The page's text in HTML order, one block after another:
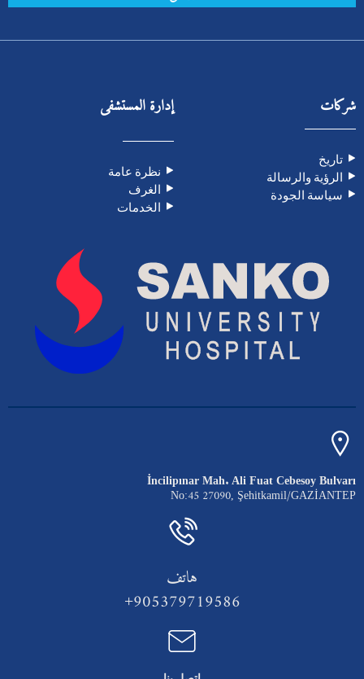
شركات
تاريخ
الرؤية والرسالة
سياسة الجودة
إدارة المستشفى
نظرة عامة
الغرف
الخدمات
İncilipınar Mah. Ali Fuat Cebesoy Bulvarı
No:45 27090, Şehitkamil/GAZİANTEP
هاتف
905379719586+